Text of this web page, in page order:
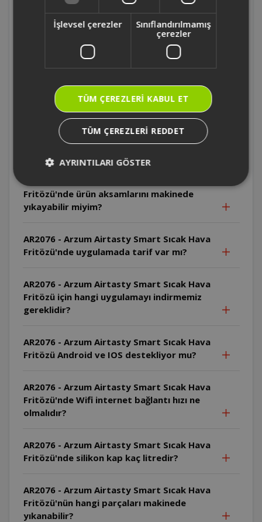
AR2076 - Arzum Airtasty Smart Sıcak Hava
Fritözü'n içinden tel ızgara çıkıyor mu? İç
malzemesi nedir?
özelliklerini kullanabilirim?
AR2076 - Arzum Airtasty Smart Sıcak Hava
Fritözü'nde camlı pişirme haznesini
Fritözü'nde ürün aksamlarını makinede
yıkayabilir miyim?
AR2076 - Arzum Airtasty Smart Sıcak Hava
Fritözü'nde uygulamada tarif var mı?
AR2076 - Arzum Airtasty Smart Sıcak Hava
Fritözü için hangi uygulamayı indirmemiz
gereklidir?
AR2076 - Arzum Airtasty Smart Sıcak Hava
Fritözü Android ve IOS destekliyor mu?
AR2076 - Arzum Airtasty Smart Sıcak Hava
Fritözü'nde Wifi internet bağlantı hızı ne
olmalıdır?
AR2076 - Arzum Airtasty Smart Sıcak Hava
Fritözü'nde silikon kap kaç litredir?
AR2076 - Arzum Airtasty Smart Sıcak Hava
Fritözü'nün hangi parçaları makinede
yıkanabilir?
İşlevsel çerezler
Sınıflandırılmamış
çerezler
TÜM ÇEREZLERI KABUL ET
TÜM ÇEREZLERI REDDET
AYRINTILARI GÖSTER